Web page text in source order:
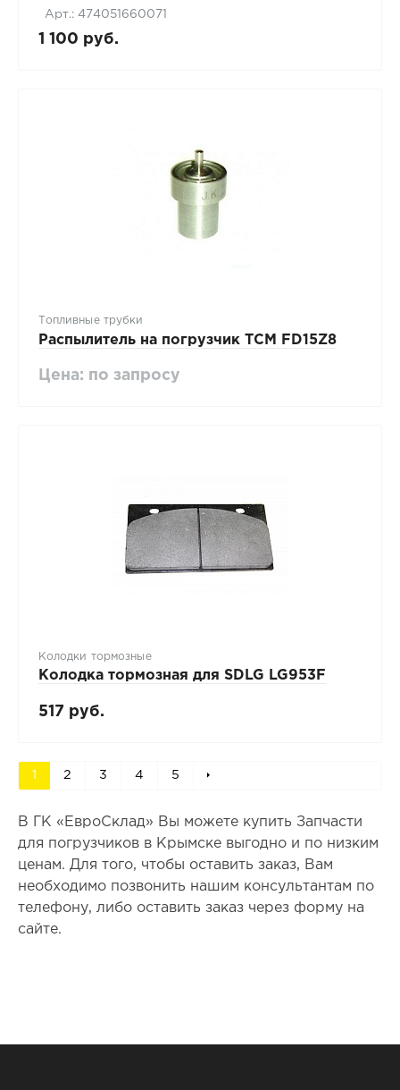
Арт.: 474051660071
1 100 руб.
Топливные трубки
Распылитель на погрузчик TCM FD15Z8
Цена: по запросу
Колодки тормозные
Колодка тормозная для SDLG LG953F
517 руб.
1 2 3 4 5
В ГК «ЕвроСклад» Вы можете купить Запчасти
для погрузчиков в Крымске выгодно и по низким
ценам. Для того, чтобы оставить заказ, Вам
необходимо позвонить нашим консультантам по
телефону, либо оставить заказ через форму на
сайте.